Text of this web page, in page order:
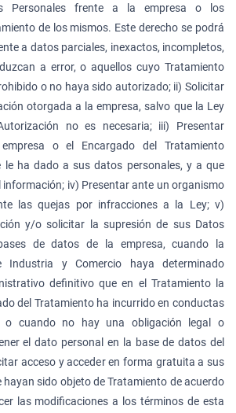
Personales frente a la empresa o los
de los mismos. Este derecho se podrá
a datos parciales, inexactos, incompletos,
a error, o aquellos cuyo Tratamiento
o no haya sido autorizado; ii) Solicitar
otorgada a la empresa, salvo que la Ley
no es necesaria; iii) Presentar
o el Encargado del Tratamiento
le ha dado a sus datos personales, y a que
información; iv) Presentar ante un organismo
las quejas por infracciones a la Ley; v)
y/o solicitar la supresión de sus Datos
de datos de la empresa, cuando la
Industria y Comercio haya determinado
definitivo que en el Tratamiento la
del Tratamiento ha incurrido en conductas
cuando no hay una obligación legal o
el dato personal en la base de datos del
acceso y acceder en forma gratuita a sus
sido objeto de Tratamiento de acuerdo
las modificaciones a los términos de esta